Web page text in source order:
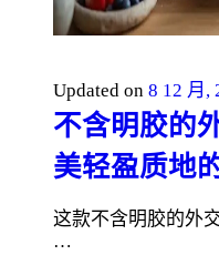
Updated on 8 12 月,
不含明胶的
美轻盈质地
这款不含明胶的外
…